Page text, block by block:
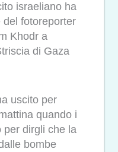
israeliano ha
del fotoreporter
Khodr a
di Gaza
uscito per
quando i
per dirgli che la
bombe